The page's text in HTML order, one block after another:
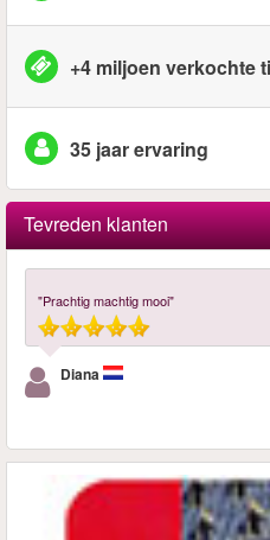
+4 miljoen verkochte
35 jaar ervaring
Tevreden klanten
"Prachtig machtig mooi"
Diana